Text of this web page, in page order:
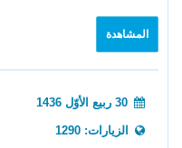
المشاهدة
الزيارات: 1290